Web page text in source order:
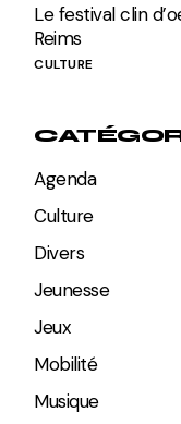
Le festival clin
Reims
CULTURE
Agenda
Culture
Divers
Jeunesse
Jeux
Mobilité
Musique